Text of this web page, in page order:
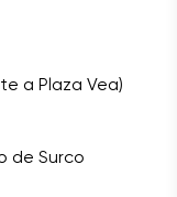
a Plaza Vea)
de Surco